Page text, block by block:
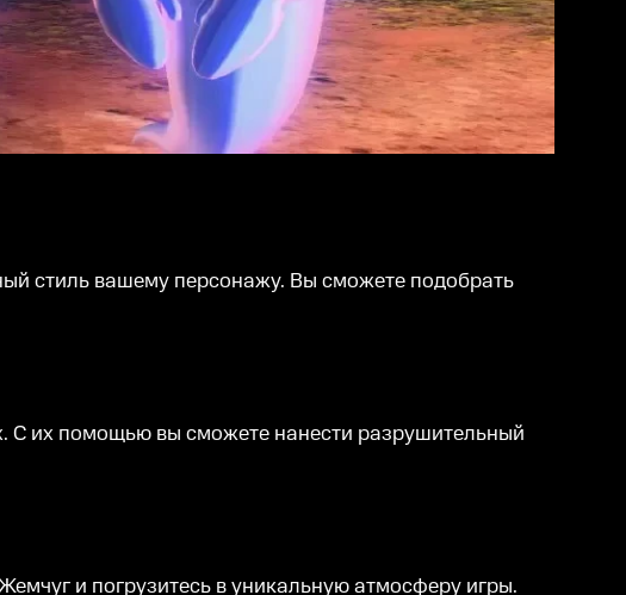
стиль вашему персонажу. Вы сможете подобрать
их помощью вы сможете нанести разрушительный
и погрузитесь в уникальную атмосферу игры.